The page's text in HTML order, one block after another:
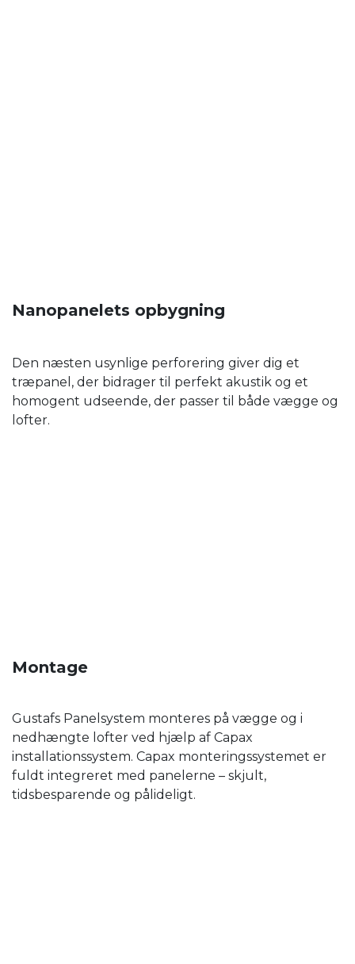
Nanopanelets opbygning
Den næsten usynlige perforering giver dig et
træpanel, der bidrager til perfekt akustik og et
homogent udseende, der passer til både vægge og
lofter.
Montage
Gustafs Panelsystem monteres på vægge og i
nedhængte lofter ved hjælp af Capax
installationssystem. Capax monteringssystemet er
fuldt integreret med panelerne – skjult,
tidsbesparende og pålideligt.